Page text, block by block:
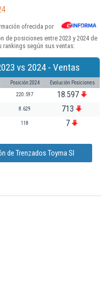
ofrecida por
de posiciones entre 2023 y 2024 de
rankings según sus ventas:
vs 2024 - Ventas
Posición 2024 Evolución Posiciones
220.597 18.597
8.629 713
118 7
de Trenzados Toyma Sl